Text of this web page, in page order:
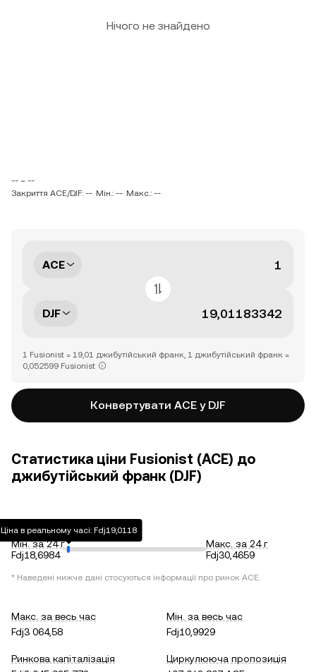
Нічого не знайдено
-- ~ --
Закриття ACE/DJF: -- Мін.: -- Макс.: --
ACE
DJF
1 Fusionist = 19,01 джибутійський франк, 1 джибутійський франк =
0,052599 Fusionist
Конвертувати ACE у DJF
Статистика ціни Fusionist (ACE) до
джибутійський франк (DJF)
Мін. за 24 г
Fdj18,6984
Ціна в реальному часі: Fdj19,0118
Макс. за 24 г
Fdj30,4659
* Наведені нижче дані стосуються інформації про ринок ACE.
Макс. за весь час
Fdj3 064,58
Мін. за весь час
Fdj10,9929
Ринкова капіталізація
Циркулююча пропозиція